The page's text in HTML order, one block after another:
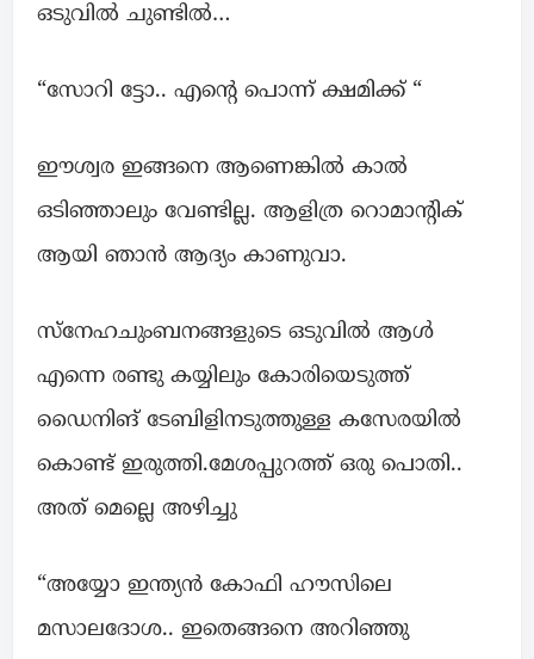
ഒടുവിൽ ചുണ്ടിൽ…
“സോറി ട്ടോ.. എന്റെ പൊന്ന് ക്ഷമിക്ക് “
ഈശ്വര ഇങ്ങനെ ആണെങ്കിൽ കാൽ
ഒടിഞ്ഞാലും വേണ്ടില്ല. ആളിത്ര റൊമാന്റിക്
ആയി ഞാൻ ആദ്യം കാണുവാ.
സ്നേഹചുംബനങ്ങളുടെ ഒടുവിൽ ആൾ
എന്നെ രണ്ടു കയ്യിലും കോരിയെടുത്ത്
ഡൈനിങ് ടേബിളിനടുത്തുള്ള കസേരയിൽ
കൊണ്ട് ഇരുത്തി.മേശപ്പുറത്ത് ഒരു പൊതി..
അത് മെല്ലെ അഴിച്ചു
“അയ്യോ ഇന്ത്യൻ കോഫി ഹൗസിലെ
മസാലദോശ.. ഇതെങ്ങനെ അറിഞ്ഞു